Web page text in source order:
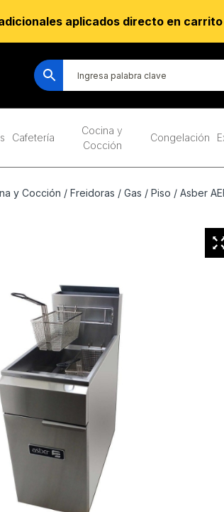
Cafetería
Cocina y
Cocción
Congelación
y Cocción / Freidoras / Gas / Piso / Asber
adicionales aplicados directo en